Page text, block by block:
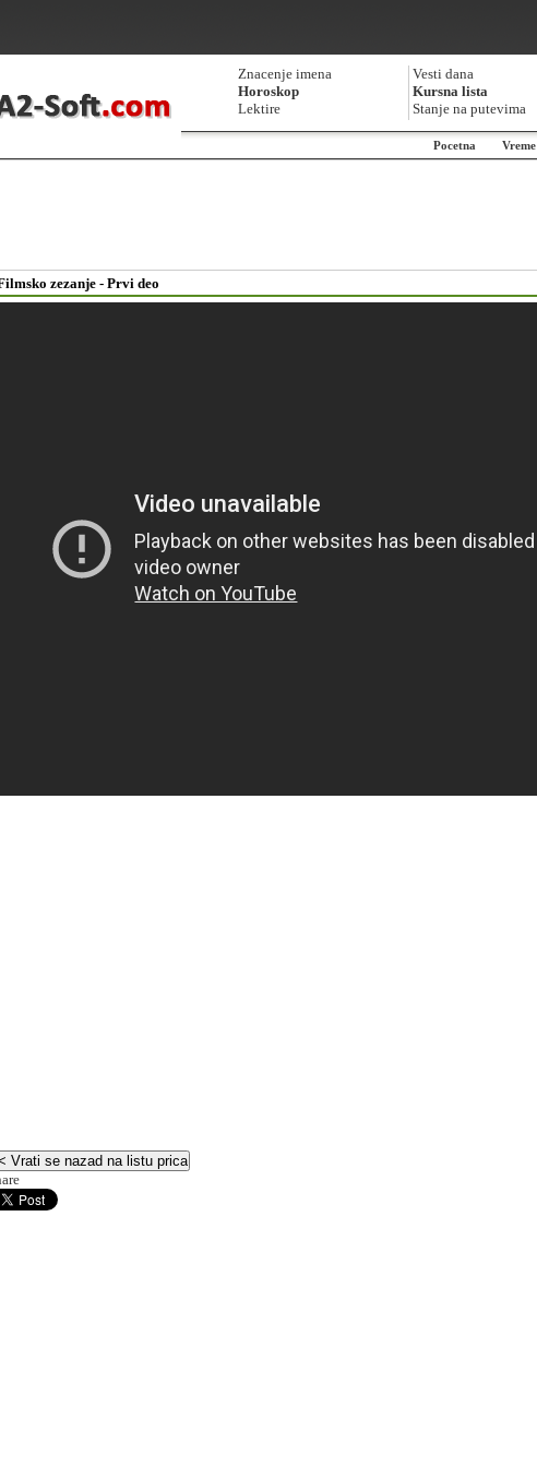
Znacenje imena
Horoskop
Lektire
Vesti dana
Kursna lista
Stanje na putevima
Pocetna Vreme
zezanje - Prvi deo